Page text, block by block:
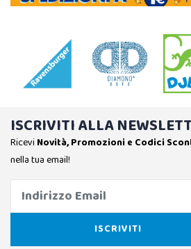
ISCRIVITI ALLA
Ricevi Novità, Promozioni e Codici
nella tua email!